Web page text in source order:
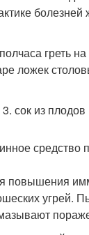
болезней
греть
ложек
сок из
средство
повышения
угрей.